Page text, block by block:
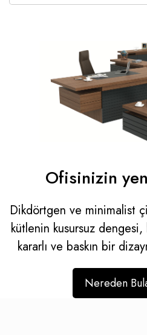
Ofisinizin
Dikdörtgen ve minimalist
kütlenin kusursuz
kararlı ve baskın bir
Nereden